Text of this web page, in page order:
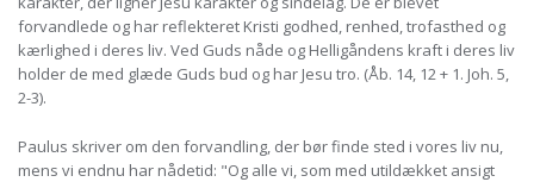
forvandlede og har reflekteret Kristi godhed, renhed, trofasthed og
kærlighed i deres liv. Ved Guds nåde og Helligåndens kraft i deres liv
holder de med glæde Guds bud og har Jesu tro. (Åb. 14, 12 + 1. Joh. 5,
2-3).
Paulus skriver om den forvandling, der bør finde sted i vores liv nu,
mens vi endnu har nådetid: "Og alle vi, som med utildækket ansigt